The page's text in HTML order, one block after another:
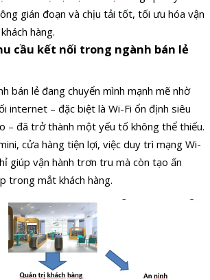
gián đoạn và chịu tải tốt, tối ưu hóa vận
hàng.
cầu kết nối trong ngành bán lẻ
bán lẻ đang chuyển mình mạnh mẽ nhờ
internet – đặc biệt là Wi-Fi ổn định siêu
– đã trở thành một yếu tố không thể thiếu.
cửa hàng tiện lợi, việc duy trì mạng Wi-
giúp vận hành trơn tru mà còn tạo ấn
trong mắt khách hàng.